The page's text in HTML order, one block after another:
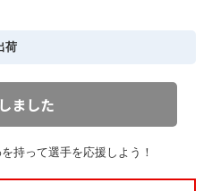
荷
ました
持って選手を応援しよう！